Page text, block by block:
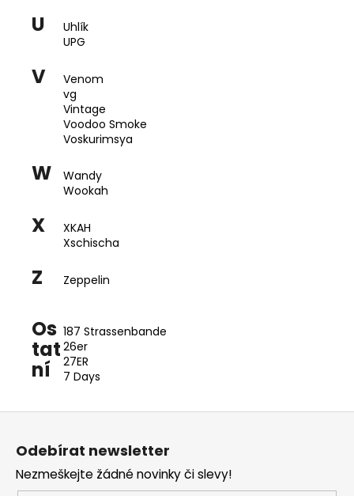
U
Uhlík
UPG
V
Venom
vg
Vintage
Voodoo Smoke
Voskurimsya
W
Wandy
Wookah
X
XKAH
Xschischa
Z Zeppelin
Os
tat
ní
187 Strassenbande
26er
27ER
7 Days
Odebírat newsletter
Nezmeškejte žádné novinky či slevy!